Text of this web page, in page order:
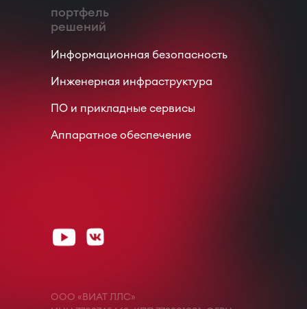
портфель
решений
Информационная безопасность
Инженерная инфраструктура
ПО и прикладные сервисы
Аппаратное обеспечение
ООО «ВИАТ ЛЛС»